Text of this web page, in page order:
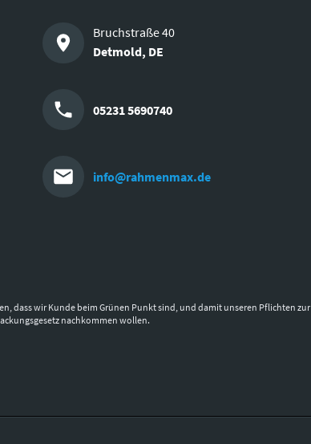
Bruchstraße 40
Detmold, DE
05231 5690740
info@rahmenmax.de
dass wir Kunde beim Grünen Punkt sind, und damit unseren Pflichten zur
nachkommen wollen.